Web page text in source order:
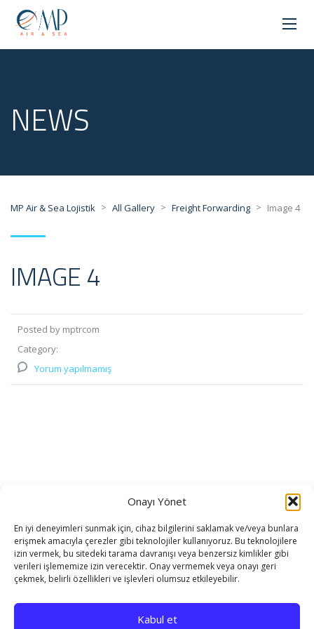
Onayı Yönet
En iyi deneyimleri sunmak için, cihaz bilgilerini saklamak ve/veya bunlara
erişmek amacıyla çerezler gibi teknolojiler kullanıyoruz. Bu teknolojilere
izin vermek, bu sitedeki tarama davranışı veya benzersiz kimlikler gibi
verileri işlememize izin verecektir. Onay vermemek veya onayı geri
çekmek, belirli özellikleri ve işlevleri olumsuz etkileyebilir.
Kabul et
NEWS
MP Air & Sea Lojistik > All Gallery > Freight Forwarding > Image 4
IMAGE 4
Posted by mptrcom
Category:
Yorum yapılmamış